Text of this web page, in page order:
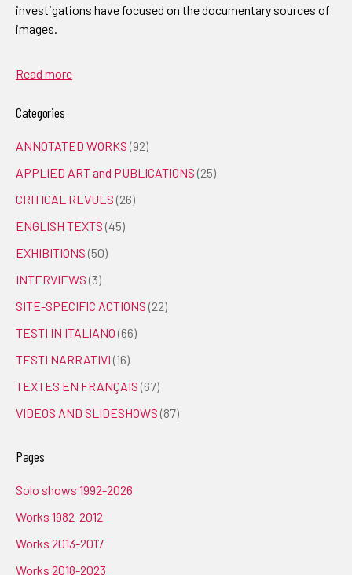
investigations have focused on the documentary sources of
images.
Read more
Categories
ANNOTATED WORKS (92)
APPLIED ART and PUBLICATIONS (25)
CRITICAL REVUES (26)
ENGLISH TEXTS (45)
EXHIBITIONS (50)
INTERVIEWS (3)
SITE-SPECIFIC ACTIONS (22)
TESTI IN ITALIANO (66)
TESTI NARRATIVI (16)
TEXTES EN FRANÇAIS (67)
VIDEOS AND SLIDESHOWS (87)
Pages
Solo shows 1992-2026
Works 1982-2012
Works 2013-2017
Works 2018-2023